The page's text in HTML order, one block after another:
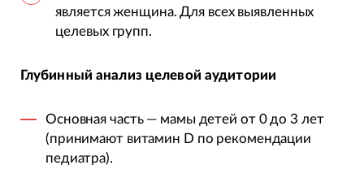
является женщина. Для всех выявленных
целевых групп.
Глубинный анализ целевой аудитории
Основная часть — мамы детей от 0 до 3 лет
(принимают витамин D по рекомендации
педиатра).